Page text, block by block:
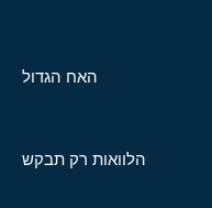
האח הגדול
הלוואות רק תבקש